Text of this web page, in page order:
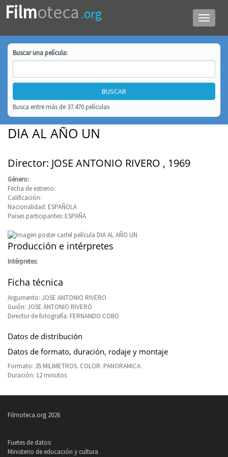
Menú
de
Filmoteca .org
Buscar unapelícula:
Busca entre más de 37.470 películas
DIA AL AÑO UN
Director: JOSE ANTONIO RIVERO , 1969
Género:
Fecha de estreno:
Calificación:
Nacionalidad: ESPAÑOLA
Países participantes: ESPAÑA
Producción e intérpretes
Intérpretes:
Ficha técnica
Argumento: JOSE ANTONIO RIVERO
Guión: JOSE ANTONIO RIVERO
Director de fotografía: FERNANDO COBO
Datos de distribución
Datos de formato, duración, rodaje y montaje
Formato: 35 MILIMETROS. COLOR. PANORAMICA.
Duración: 12 minutos
Filmoteca.org 2026
Fuetes de datos:
Ministerio de educación y cultura